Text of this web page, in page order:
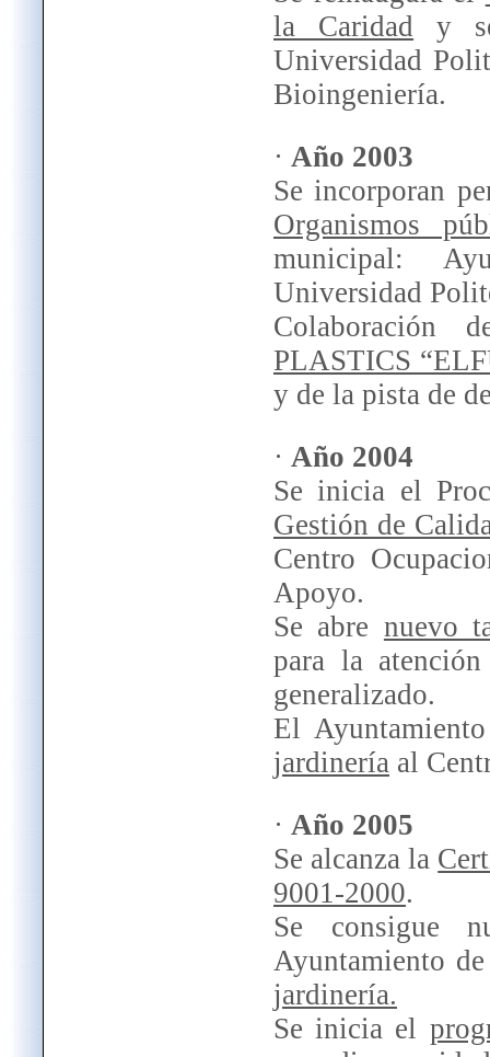
la Caridad y
Universidad
Bioingeniería.
· Año 2003
Se incorporan
Organismos
municipal:
Universidad
Colaboración
PLASTICS
y de la pista de
· Año 2004
Se inicia el
Gestión de
Centro
Apoyo.
Se abre nuevo
para la
generalizado.
El
jardinería al
· Año 2005
Se alcanza la
9001-2000.
Se consigue
Ayuntamiento
jardinería.
Se inicia el